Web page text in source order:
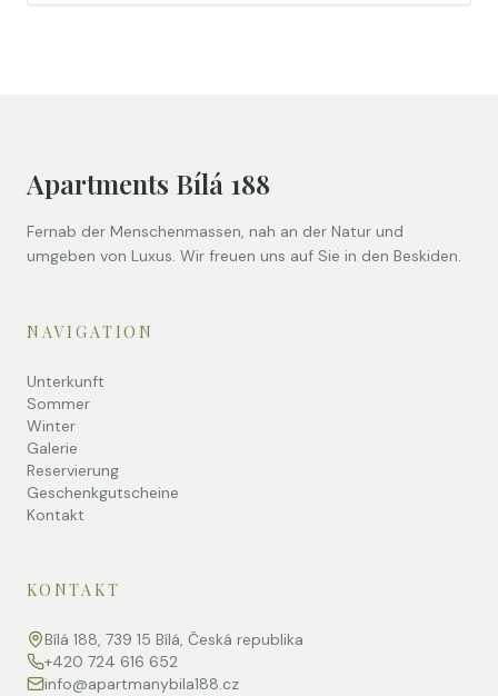
Apartments Bílá 188
Fernab der Menschenmassen, nah an der Natur und
umgeben von Luxus. Wir freuen uns auf Sie in den Beskiden.
NAVIGATION
Unterkunft
Sommer
Winter
Galerie
Reservierung
Geschenkgutscheine
Kontakt
KONTAKT
Bílá 188, 739 15 Bílá, Česká republika
+420 724 616 652
info@apartmanybila188.cz